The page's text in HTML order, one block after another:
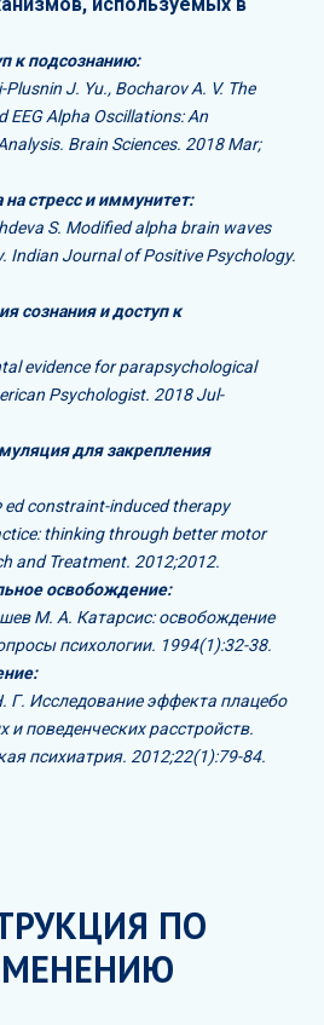
к подсознанию:
J. Yu., Bocharov A. V. The
EEG Alpha Oscillations: An
Brain Sciences. 2018 Mar;
стресс и иммунитет:
S. Modified alpha brain waves
Indian Journal of Positive Psychology.
сознания и доступ к
evidence for parapsychological
Psychologist. 2018 Jul-
для закрепления
ed constraint-induced therapy
thinking through better motor
and Treatment. 2012;2012.
освобождение:
М. А. Катарсис: освобождение
психологии. 1994(1):32-38.
Г. Исследование эффекта плацебо
и поведенческих расстройств.
психиатрия. 2012;22(1):79-84.
ПО